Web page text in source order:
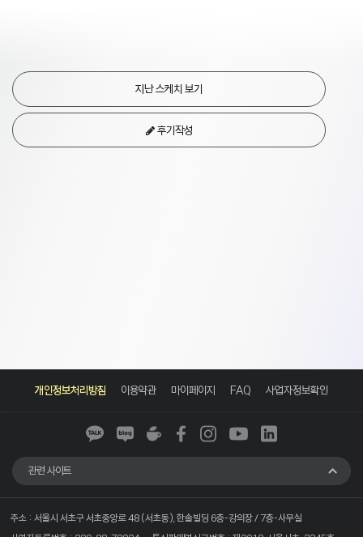
지난 스케치 보기
후기작성
개인정보처리방침 이용약관 마이페이지 FAQ 사업자정보확인
톡
블
카
북
그
인
관련 사이트
주소 : 서울시 서초구 서초중앙로 48 (서초동), 한솔빌딩 6층-강의장 / 7층-사무실